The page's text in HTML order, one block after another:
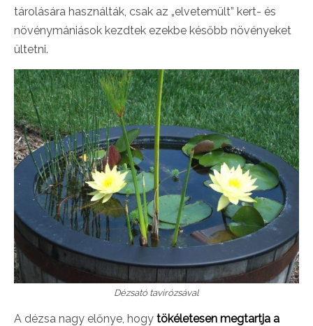
tárolására használták, csak az „elvetemült” kert- és
növénymániások kezdtek ezekbe később növényeket
ültetni.
Dézsató tavirózsával
A dézsa nagy előnye, hogy tökéletesen megtartja a